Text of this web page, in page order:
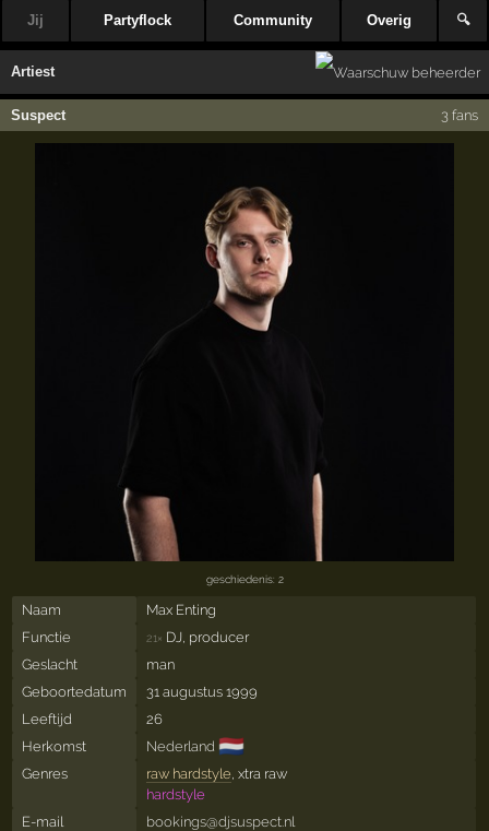
Jij Partyflock Community Overig 🔍
Artiest
Suspect 3 fans
geschiedenis: 2
Naam
Max Enting
Functie
21× DJ, producer
Geslacht
man
Geboortedatum
31 augustus 1999
Leeftijd
26
Herkomst
Nederland 🇳🇱
Genres raw hardstyle , xtra raw
hardstyle
E-mail
bookings@djsuspect.nl